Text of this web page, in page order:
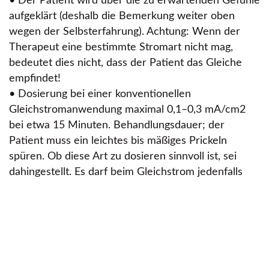
aufgeklärt (deshalb die Bemerkung weiter oben
wegen der Selbsterfahrung). Achtung: Wenn der
Therapeut eine bestimmte Stromart nicht mag,
bedeutet dies nicht, dass der Patient das Gleiche
empfindet!
• Dosierung bei einer konventionellen
Gleichstromanwendung maximal 0,1–0,3 mA/cm2
bei etwa 15 Minuten. Behandlungsdauer; der
Patient muss ein leichtes bis mäßiges Prickeln
spüren. Ob diese Art zu dosieren sinnvoll ist, sei
dahingestellt. Es darf beim Gleichstrom jedenfalls